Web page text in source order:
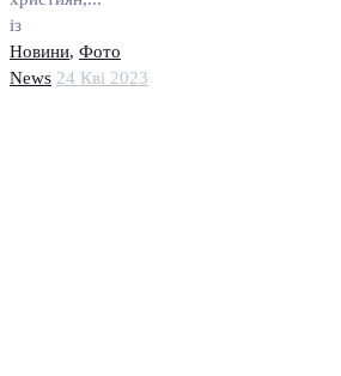
із
Новини, Фото
News 24 Кві 2023